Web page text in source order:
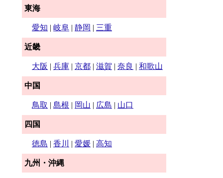
東海
愛知 | 岐阜 | 静岡 | 三重
近畿
大阪 | 兵庫 | 京都 | 滋賀 | 奈良 | 和歌山
中国
鳥取 | 島根 | 岡山 | 広島 | 山口
四国
徳島 | 香川 | 愛媛 | 高知
九州・沖縄